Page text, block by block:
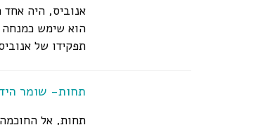
אנוביס, היה
הוא שימש כמנחה
תפקידו של
תחות- שומר
תחות, אל